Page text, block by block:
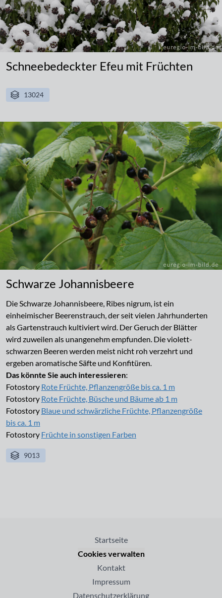
Schneebedeckter Efeu mit Früchten
13024
Schwarze Johannisbeere
Die Schwarze Johannisbeere, Ribes nigrum, ist ein
einheimischer Beerenstrauch, der seit vielen Jahrhunderten
als Gartenstrauch kultiviert wird. Der Geruch der Blätter
wird zuweilen als unangenehm empfunden. Die violett-
schwarzen Beeren werden meist nicht roh verzehrt und
ergeben aromatische Säfte und Konfitüren.
Das könnte Sie auch interessieren:
Fotostory Rote Früchte, Pflanzengröße bis ca. 1 m
Fotostory Rote Früchte, Büsche und Bäume ab 1 m
Fotostory Blaue und schwärzliche Früchte, Pflanzengröße
bis ca. 1 m
Fotostory Früchte in sonstigen Farben
9013
Startseite
Cookies verwalten
Kontakt
Impressum
Datenschutzerklärung